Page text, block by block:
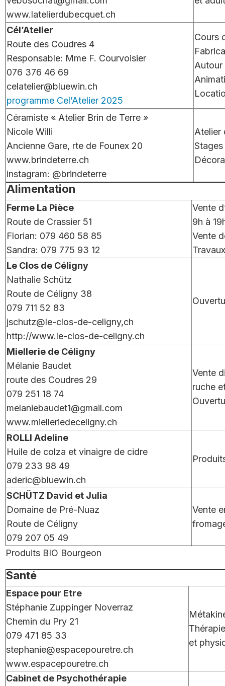
www.latelierdubecquet.ch
Cél’Atelier
Route des Coudres 4
Responsable: Mme F. Courvoisier
076 376 46 69
celatelier@bluewin.ch
programme Cel’Atelier 2025
Cours
Autour
Céramiste « Atelier Brin de Terre »
Nicole Willi
Ancienne Gare, rte de Founex 20
www.brindeterre.ch
instagram: @brindeterre
Atelier
Alimentation
Ferme La Pièce
Route de Crassier 51
Florian: 079 460 58 85
Sandra: 079 775 93 12
Vente
9h à
Vente
Le Clos de Céligny
Nathalie Schütz
Route de Céligny 38
079 711 52 83
jschutz@le-clos-de-celigny,ch
http://www.le-clos-de-celigny.ch
Miellerie de Céligny
Mélanie Baudet
route des Coudres 29
079 251 18 74
melaniebaudet1@gmail.com
www.mielleriedeceligny.ch
Vente
ruche
ROLLI Adeline
Huile de colza et vinaigre de cidre
079 233 98 49
aderic@bluewin.ch
SCHÜTZ David et Julia
Domaine de Pré-Nuaz
Route de Céligny
079 207 05 49
Vente
Produits BIO Bourgeon
Santé
Espace pour Etre
Stéphanie Zuppinger Noverraz
Chemin du Pry 21
079 471 85 33
stephanie@espacepouretre.ch
www.espacepouretre.ch
et
Cabinet de Psychothérapie